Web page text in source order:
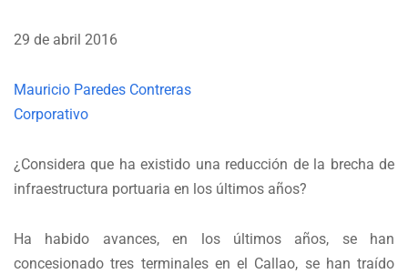
29 de abril 2016
Mauricio Paredes Contreras
Corporativo
¿Considera que ha existido una reducción de la brecha de
infraestructura portuaria en los últimos años?
Ha habido avances, en los últimos años, se han
concesionado tres terminales en el Callao, se han traído